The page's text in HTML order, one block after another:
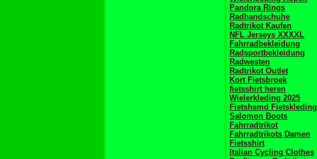
Pandora Rings
Radhandschuhe
Radtrikot Kaufen
NFL Jerseys XXXXL
Fahrradbekleidung
Radsportbekleidung
Radwesten
Radtrikot Outlet
Kort Fietsbroek
fietsshirt heren
Wielerkleding 2025
Fietshemd Fietskleding
Salomon Boots
Fahrradtrikot
Fahrradtrikots Damen
Fietsshirt
Italian Cycling Clothes